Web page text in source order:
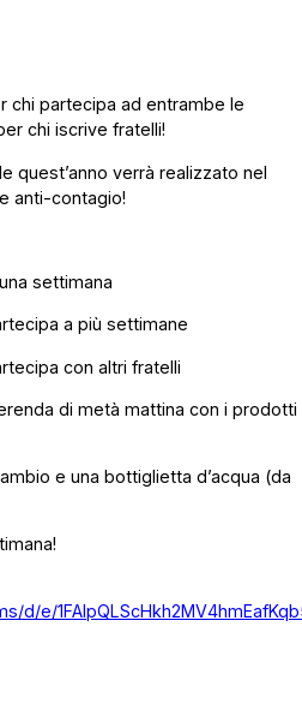
chi partecipa ad entrambe le
chi iscrive fratelli!
quest’anno verrà realizzato nel
anti-contagio!
settimana
a più settimane
con altri fratelli
di metà mattina con i prodotti
e una bottiglietta d’acqua (da
d/e/